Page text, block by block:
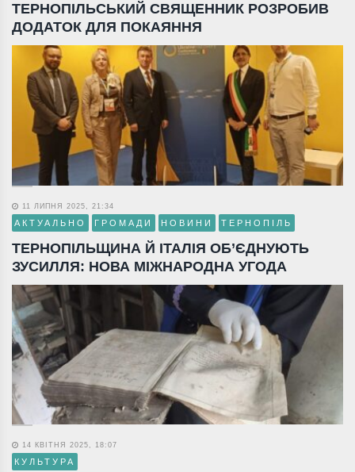
ТЕРНОПІЛЬСЬКИЙ СВЯЩЕННИК РОЗРОБИВ
ДОДАТОК ДЛЯ ПОКАЯННЯ
11 ЛИПНЯ 2025, 21:34
АКТУАЛЬНО ГРОМАДИ НОВИНИ ТЕРНОПІЛЬ
ТЕРНОПІЛЬЩИНА Й ІТАЛІЯ ОБ’ЄДНУЮТЬ
ЗУСИЛЛЯ: НОВА МІЖНАРОДНА УГОДА
14 КВІТНЯ 2025, 18:07
КУЛЬТУРА